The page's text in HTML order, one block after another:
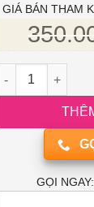
dựa trên
GIÁ BÁN THAM
Rượu Vang
GỌI